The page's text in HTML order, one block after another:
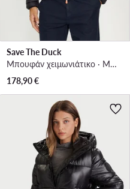
Save The Duck
Μπουφάν χειμωνιάτικο · Μαύρο
178,90€